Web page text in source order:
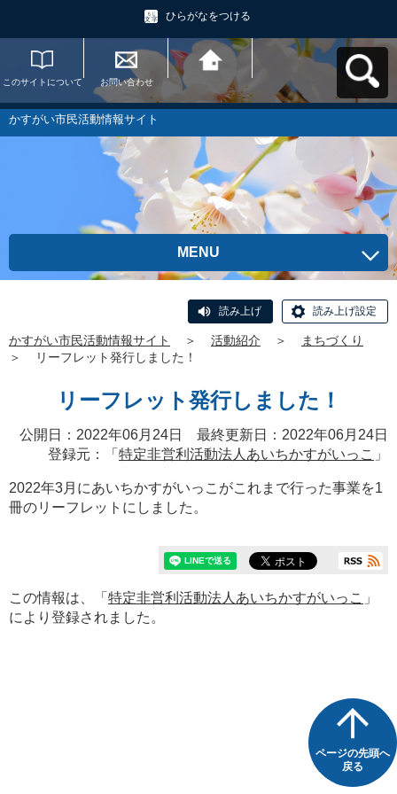
ひらがなをつける
このサイトについて お問い合わせ
かすがい市民活動情
報サイトへ戻る
かすがい市民活動情報サイト
MENU
読み上げ 読み上げ設定
かすがい市民活動情報サイト ＞ 活動紹介 ＞
まちづくり
＞
リーフレット発行しました！
リーフレット発行しました！
公開日：2022年06月24日 最終更新日：2022年06月24日
登録元：「 特定非営利活動法人あいちかすがいっこ 」
2022年3月にあいちかすがいっこがこれまで行った事業を1
冊のリーフレットにしました。
この情報は、「 特定非営利活動法人あいちかすがいっこ 」
により登録されました。
ページの先頭へ
戻る